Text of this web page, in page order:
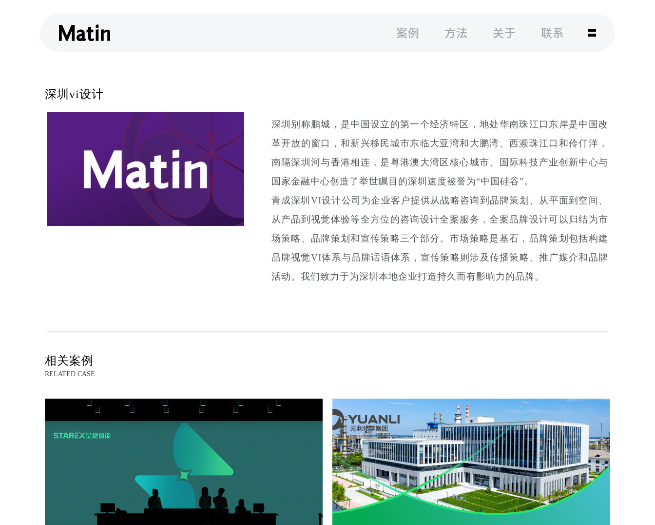
案例 方法 关于 联系
深圳vi设计
深圳别称鹏城，是中国设立的第一个经济特区，地处华南珠江口东岸是中国改
革开放的窗口，和新兴移民城市东临大亚湾和大鹏湾、西濒珠江口和伶仃洋，
南隔深圳河与香港相连，是粤港澳大湾区核心城市、国际科技产业创新中心与
国家金融中心创造了举世瞩目的深圳速度被誉为“中国硅谷”。
青成深圳VI设计公司为企业客户提供从战略咨询到品牌策划、从平面到空间、
从产品到视觉体验等全方位的咨询设计全案服务，全案品牌设计可以归结为市
场策略、品牌策划和宣传策略三个部分。市场策略是基石，品牌策划包括构建
品牌视觉VI体系与品牌话语体系，宣传策略则涉及传播策略、推广媒介和品牌
活动。我们致力于为深圳本地企业打造持久而有影响力的品牌。
相关案例
RELATED CASE